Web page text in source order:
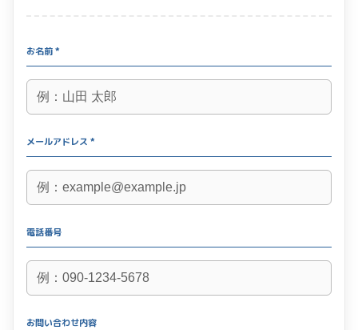
お名前 *
メールアドレス *
電話番号
お問い合わせ内容